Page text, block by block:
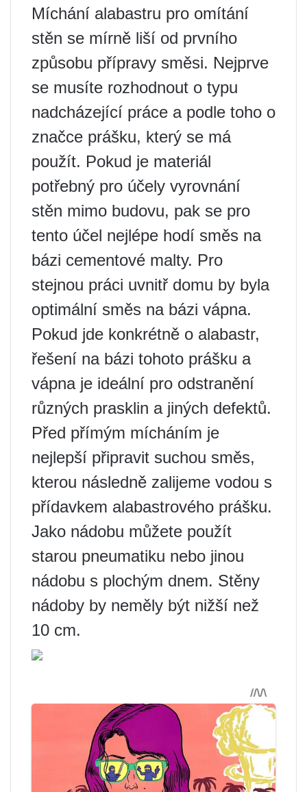
Míchání alabastru pro omítání
stěn se mírně liší od prvního
způsobu přípravy směsi. Nejprve
se musíte rozhodnout o typu
nadcházející práce a podle toho o
značce prášku, který se má
použít. Pokud je materiál
potřebný pro účely vyrovnání
stěn mimo budovu, pak se pro
tento účel nejlépe hodí směs na
bázi cementové malty. Pro
stejnou práci uvnitř domu by byla
optimální směs na bázi vápna.
Pokud jde konkrétně o alabastr,
řešení na bázi tohoto prášku a
vápna je ideální pro odstranění
různých prasklin a jiných defektů.
Před přímým mícháním je
nejlepší připravit suchou směs,
kterou následně zalijeme vodou s
přídavkem alabastrového prášku.
Jako nádobu můžete použít
starou pneumatiku nebo jinou
nádobu s plochým dnem. Stěny
nádoby by neměly být nižší než
10 cm.